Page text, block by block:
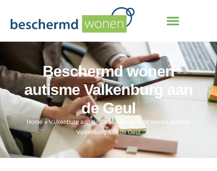
Beschermd wonen
autisme Valkenburg aan
de Geul
Home » Valkenburg aan de Geul»
Beschermd wonen autisme
Valkenburg aan de Geul